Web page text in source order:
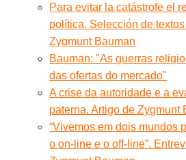
Para evitar la catástrofe el
política. Selección de
Zygmunt Bauman
Bauman: "As guerras
das ofertas do mercado"
A crise da autoridade e a
paterna. Artigo de Zygmunt
“Vivemos em dois mundos
o on-line e o off-line”.